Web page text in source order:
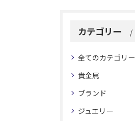
カテゴリー
全てのカテゴリー
貴金属
ブランド
ジュエリー